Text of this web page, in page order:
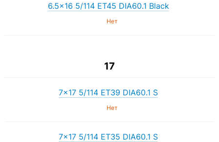
6.5×16 5/114 ET45 DIA60.1 Black
Нет
17
7×17 5/114 ET39 DIA60.1 S
Нет
7×17 5/114 ET35 DIA60.1 S